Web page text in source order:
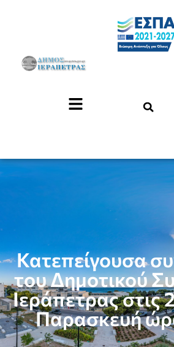
Κατεπείγουσα
του Δημοτικού
Ιεράπετρας στις
Παρασκευή